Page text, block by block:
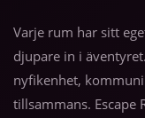
Varje rum har sitt
djupare in i
nyfikenhet,
tillsammans. Escape